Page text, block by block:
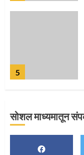
5
सोशल माध्यमातून